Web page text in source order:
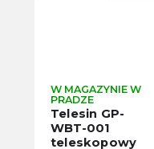
Telesin GP-
WBT-001
teleskopowy
W MAGAZYNIE W
PRADZE